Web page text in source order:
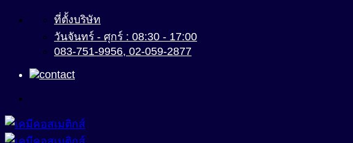
ข้าม
เนื้อหา
ที่ตั้งบริษัท
วันจันทร์ - ศุกร์ : 08:30 - 17:00
083-751-9956, 02-059-2877